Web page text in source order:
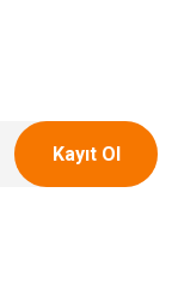
Kayıt Ol